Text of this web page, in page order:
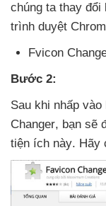
chúng ta thay
trình duyệt
Fvicon
Bước 2:
Sau khi nhấp
Changer, bạn sẽ
tiện ích này. Hãy